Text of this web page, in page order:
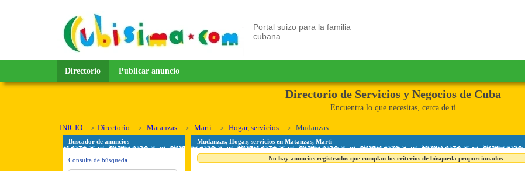
Portal suizo para la familia
cubana
Directorio Publicar anuncio
Directorio de Servicios y Negocios de Cuba
Encuentra lo que necesitas, cerca de ti
INICIO Directorio Matanzas Martí Hogar, servicios Mudanzas
Buscador de anuncios
Consulta de búsqueda
Mudanzas, Hogar, servicios en Matanzas, Martí
No hay anuncios registrados que cumplan los criterios de búsqueda proporcionados